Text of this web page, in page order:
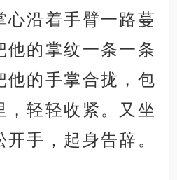
心沿着手臂一路蔓
他的掌纹一条一条
他的手掌合拢，包
，轻轻收紧。又坐
手，起身告辞。